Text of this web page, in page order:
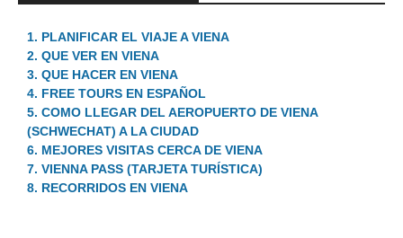
1. PLANIFICAR EL VIAJE A VIENA
2. QUE VER EN VIENA
3. QUE HACER EN VIENA
4. FREE TOURS EN ESPAÑOL
5. COMO LLEGAR DEL AEROPUERTO DE VIENA
(SCHWECHAT) A LA CIUDAD
6. MEJORES VISITAS CERCA DE VIENA
7. VIENNA PASS (TARJETA TURÍSTICA)
8. RECORRIDOS EN VIENA